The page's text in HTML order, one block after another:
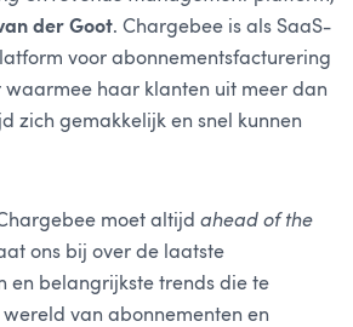
der Goot. Chargebee is als SaaS-
voor abonnementsfacturering
waarmee haar klanten uit meer dan
zich gemakkelijk en snel kunnen
moet altijd ahead of the
ons bij over de laatste
en belangrijkste trends die te
van abonnementen en